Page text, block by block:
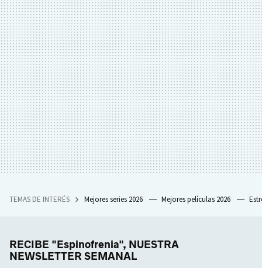
TEMAS DE INTERÉS Mejores series 2026 Mejores películas 2026
RECIBE "Espinofrenia", NUESTRA
NEWSLETTER SEMANAL